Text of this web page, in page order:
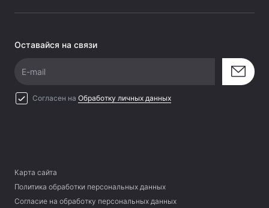
Оставайся на связи
E-mail
Согласен на Обработку личных данных
Карта сайта
Политика обработки персональных данных
Согласие на обработку персональных данных